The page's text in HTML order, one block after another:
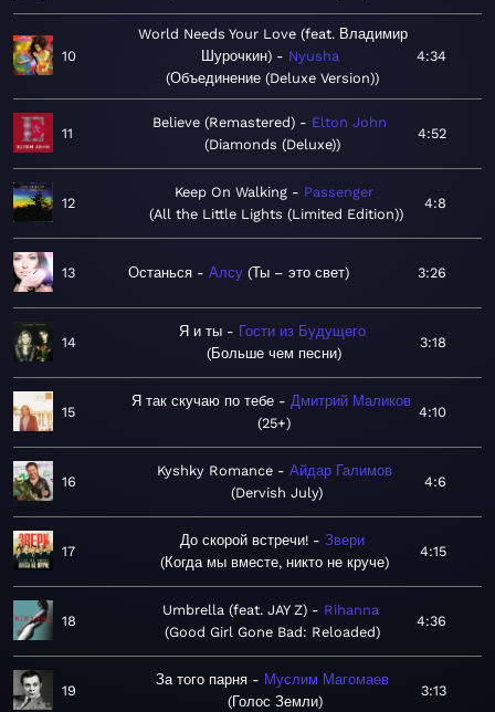
10
World Needs Your Love (feat. Владимир
Шурочкин)
Nyusha
Объединение (Deluxe Version)
4:34
11
Believe (Remastered)
Elton John
Diamonds (Deluxe)
4:52
12
Keep On Walking
Passenger
All the Little Lights (Limited Edition)
4:8
13 Останься Алсу Ты – это свет 3:26
14
Я и ты
Гости из Будущего
Больше чем песни
3:18
15
Я так скучаю по тебе
Дмитрий Маликов
25+
4:10
16
Kyshky Romance
Айдар Галимов
Dervish July
4:6
17
До скорой встречи!
Звери
Когда мы вместе, никто не круче
4:15
18
Umbrella (feat. JAY Z)
Rihanna
Good Girl Gone Bad: Reloaded
4:36
19
За того парня
Муслим Магомаев
Голос Земли
3:13